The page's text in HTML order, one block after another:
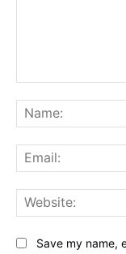
Save my name,